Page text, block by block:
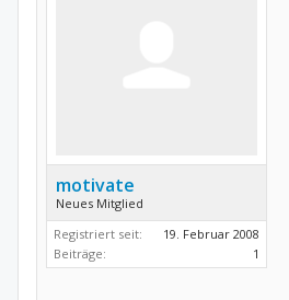
motivate
Neues Mitglied
Registriert seit:
19. Februar 2008
Beiträge:
1